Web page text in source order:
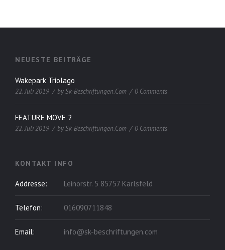
NEUESTE BEITRÄGE
Wakepark Triolago
22. Juli 2019 bySk-Beschriftungen.com 0 Comments
FEATURE MOVE 2
22. Juli 2019 bySk-Beschriftungen.com 0 Comments
KONTAKT INFO
Addresse: Leinorstr. 5 85757 Karlsfeld
Telefon: 016090711848
Email: info@sk-beschriftungen.com